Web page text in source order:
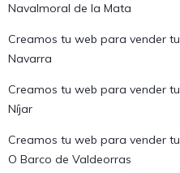
Navalmoral de la Mata
Creamos tu web para vender
Navarra
Creamos tu web para vender
Níjar
Creamos tu web para vender
O Barco de Valdeorras